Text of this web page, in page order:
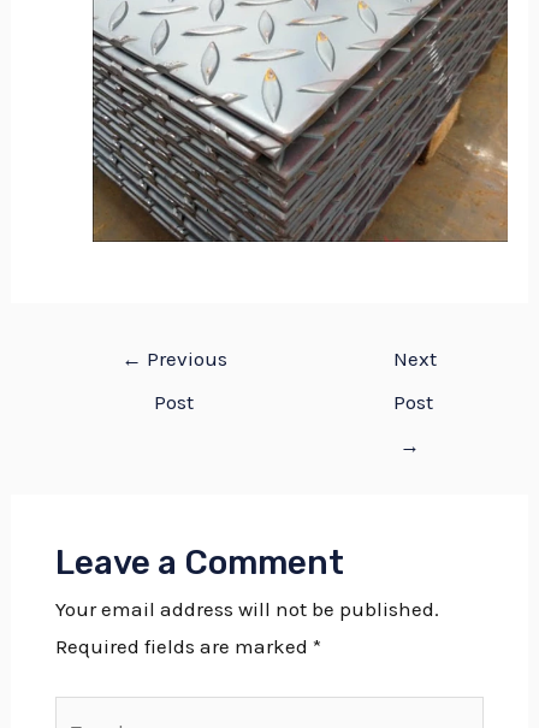
← Previous
Post
Next
Post
→
Leave a Comment
Your email address will not be published.
Required fields are marked *